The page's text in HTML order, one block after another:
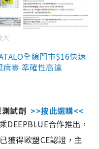
大
全線門市$16快速
毒 準確性高達
試劑 >>按此選購<<
合作推出，
獲得歐盟CE認證，主